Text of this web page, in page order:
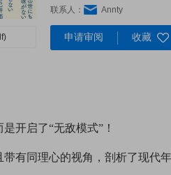
联系人：
Annty
申请审阅 收藏
开启了“无敌模式”！
有同理心的视角，剖析了现代